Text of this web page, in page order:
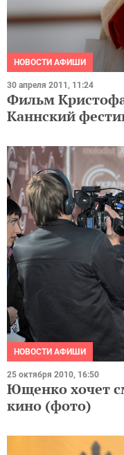
НОВОСТИ АФИШИ
30 апреля 2011, 11:24
Фильм
Каннский
НОВОСТИ АФИШИ
25 октября 2010, 16:50
Ющенко хочет
кино (фото)